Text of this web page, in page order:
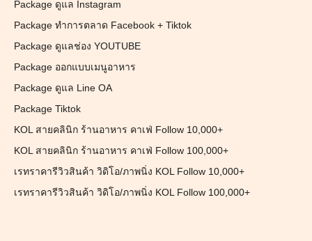
Package ดูแล Instagram
Package ทำการตลาด Facebook + Tiktok
Package ดูแลช่อง YOUTUBE
Package ออกแบบเมนูอาหาร
Package ดูแล Line OA
Package Tiktok
KOL สายคลินิก ร้านอาหาร คาเฟ่ Follow 10,000+
KOL สายคลินิก ร้านอาหาร คาเฟ่ Follow 100,000+
เรทราคารีวิวสินค้า วิดิโอ/ภาพนิ่ง KOL Follow 10,000+
เรทราคารีวิวสินค้า วิดิโอ/ภาพนิ่ง KOL Follow 100,000+